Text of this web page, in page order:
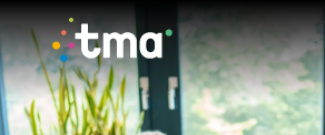
TMA - Unieke talenten ontdekken